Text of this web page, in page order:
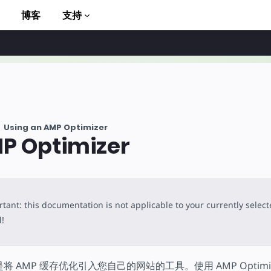
博客 支持
Using an AMP Optimizer
Optimizer
this documentation is not applicable to your currently
!
AMP 缓存优化引入您自己的网站的工具。使用 AMP